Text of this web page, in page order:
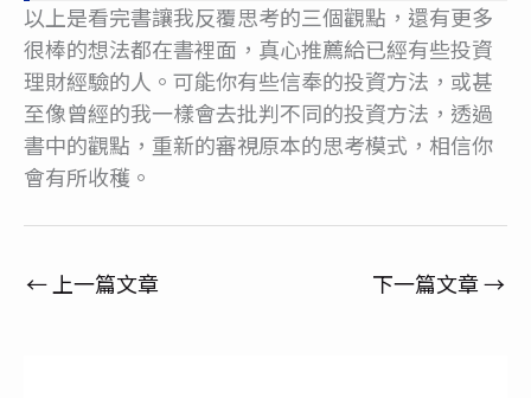
以上是看完書讓我反覆思考的三個觀點，還有更多
很棒的想法都在書裡面，真心推薦給已經有些投資
理財經驗的人。可能你有些信奉的投資方法，或甚
至像曾經的我一樣會去批判不同的投資方法，透過
書中的觀點，重新的審視原本的思考模式，相信你
會有所收穫。
←上一篇文章 下一篇文章→